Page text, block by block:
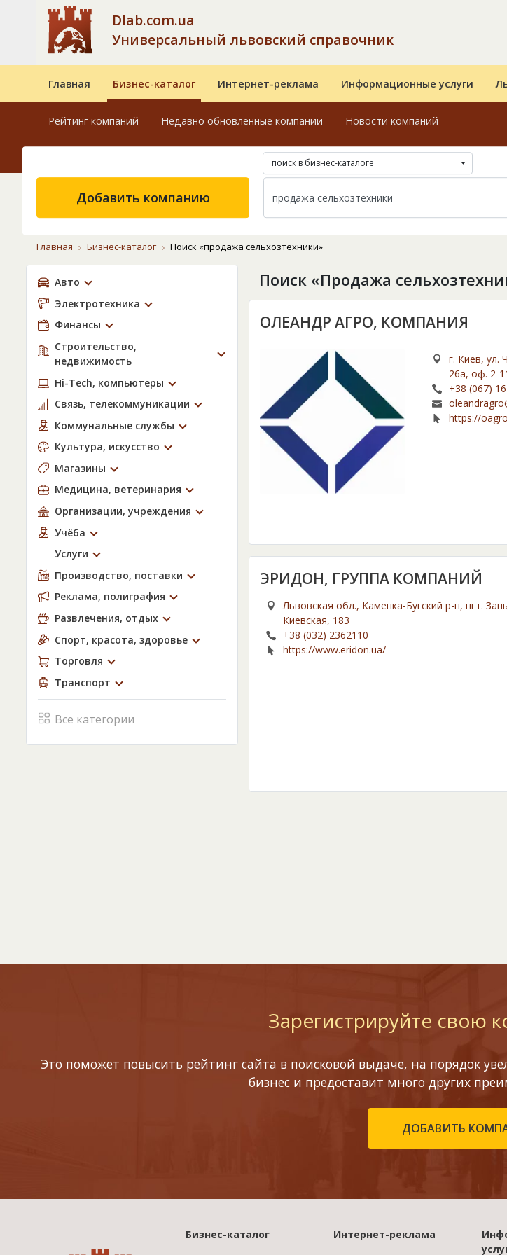
Dlab.com.ua
Универсальный львовский справочник
Главная Бизнес-каталог Интернет-реклама Информационные услуги
Рейтинг компаний Недавно обновленные компании Новости компаний
поиск в бизнес-каталоге
Добавить компанию
Главная Бизнес-каталог Поиск «продажа сельхозтехники»
Авто
Электротехника
Финансы
Строительство,
недвижимость
Hi-Tech, компьютеры
Связь, телекоммуникации
Коммунальные службы
Культура, искусство
Магазины
Медицина, ветеринария
Организации, учреждения
Учёба
Услуги
Производство, поставки
Реклама, полиграфия
Развлечения, отдых
Спорт, красота, здоровье
Торговля
Транспорт
Все категории
Поиск «Продажа
ОЛЕАНДР АГРО, КОМПАНИЯ
г. Киев, ул.
26а, оф. 2-
+38 (067)
https://
ЭРИДОН, ГРУППА КОМПАНИЙ
Львовская обл., Каменка-Бугский р-н, пгт.
Киевская, 183
+38 (032) 2362110
https://www.eridon.ua/
Зарегистрируйте свою
Это поможет повысить рейтинг сайта в поисковой выдаче, на порядок
бизнес и предоставит много других
ДОБАВИТЬ
Бизнес-каталог
Интернет-реклама